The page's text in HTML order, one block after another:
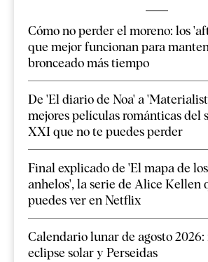
Cómo no perder el moreno: los
que mejor funcionan para
bronceado más tiempo
De 'El diario de Noa' a
mejores películas románticas del
XXI que no te puedes perder
Final explicado de 'El mapa de los
anhelos', la serie de Alice Kellen
puedes ver en Netflix
Calendario lunar de agosto 2026:
eclipse solar y Perseidas